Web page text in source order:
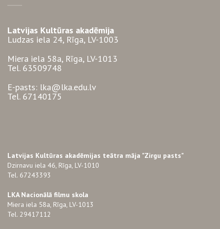
Latvijas Kultūras akadēmija
Ludzas iela 24, Rīga, LV-1003
Miera iela 58a, Rīga, LV-1013
Tel. 63509748
E-pasts: lka@lka.edu.lv
Tel. 67140175
Latvijas Kultūras akadēmijas teātra māja "Zirgu pasts"
Dzirnavu iela 46, Rīga, LV-1010
Tel. 67243393
LKA Nacionālā filmu skola
Miera iela 58a, Rīga, LV-1013
Tel. 29417112